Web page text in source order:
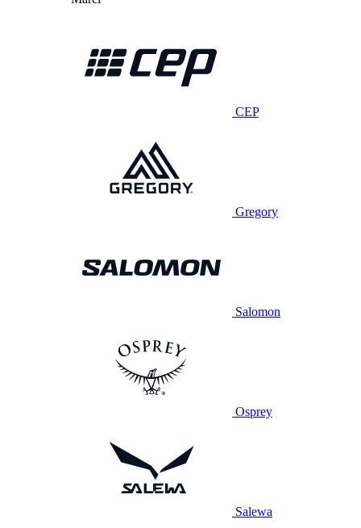
CEP
Gregory
Salomon
Osprey
Salewa